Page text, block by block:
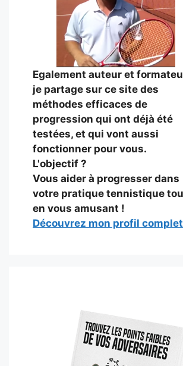
Egalement auteur et
je partage sur ce site des
méthodes efficaces de
progression qui ont déjà été
testées, et qui vont aussi
fonctionner pour vous.
L'objectif ?
Vous aider à progresser dans
votre pratique tennistique
en vous amusant !
Découvrez mon profil